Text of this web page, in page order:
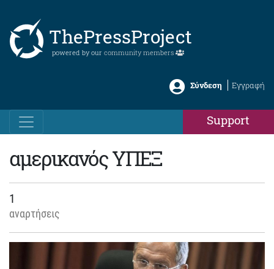
ThePressProject
powered by our community members
Σύνδεση Εγγραφή
Support
αμερικανός ΥΠΕΞ
1
αναρτήσεις